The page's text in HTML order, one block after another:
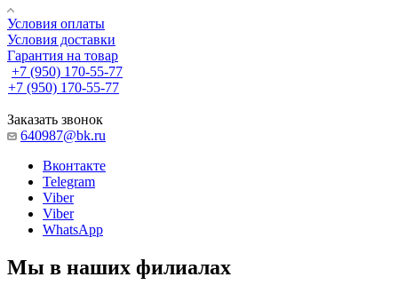
Условия оплаты
Условия доставки
Гарантия на товар
+7 (950) 170-55-77
+7 (950) 170-55-77
Заказать звонок
640987@bk.ru
Вконтакте
Telegram
Viber
Viber
WhatsApp
Мы в наших филиалах